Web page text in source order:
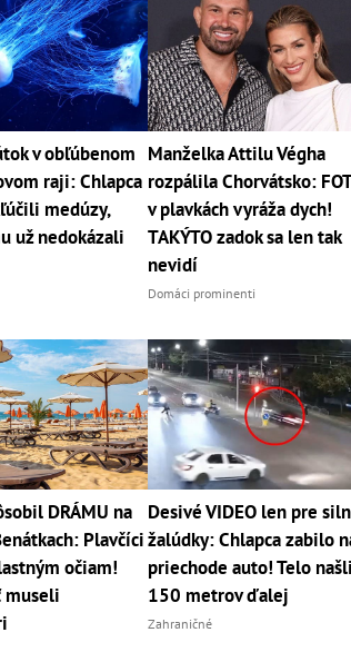
v obľúbenom
raji: Chlapca
medúzy,
už nedokázali
Manželka Attilu Végha
rozpálila Chorvátsko:
v plavkách vyráža dych!
TAKÝTO zadok sa len tak
nevidí
Domáci prominenti
DRÁMU na
Plavčíci
očiam!
museli
Desivé VIDEO len pre
žalúdky: Chlapca zabilo
priechode auto! Telo
150 metrov ďalej
Zahraničné